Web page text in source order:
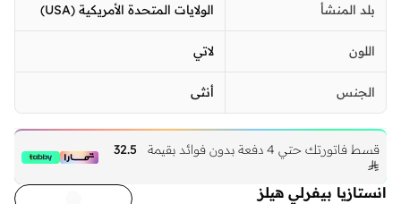
بلد المنشأ الولايات المتحدة الأمريكية (USA)
اللون لاتي
الجنس أنثى
قسط فاتورتك حتي 4 دفعة بدون فوائد بقيمة
32.5

انستازيا بيفرلي هيلز‎